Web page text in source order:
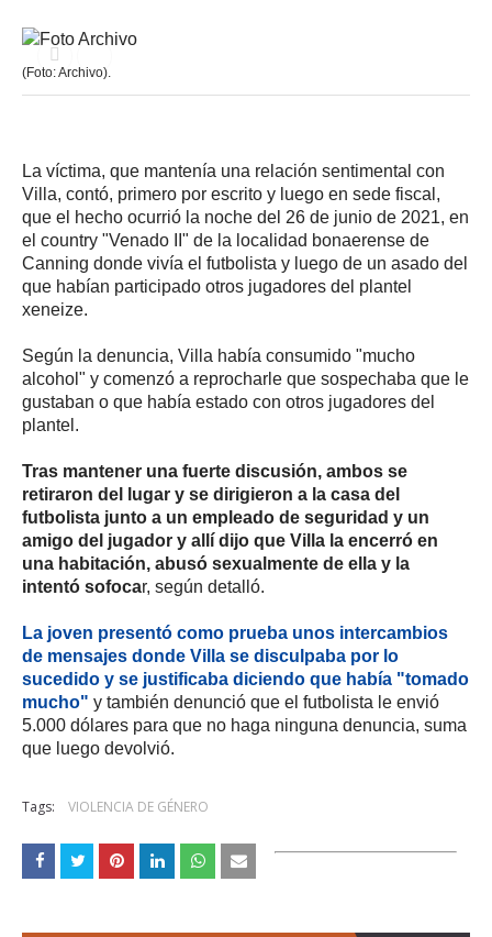
(Foto: Archivo).
La víctima, que mantenía una relación sentimental con
Villa, contó, primero por escrito y luego en sede fiscal,
que el hecho ocurrió la noche del 26 de junio de 2021, en
el country "Venado II" de la localidad bonaerense de
Canning donde vivía el futbolista y luego de un asado del
que habían participado otros jugadores del plantel
xeneize.
Según la denuncia, Villa había consumido "mucho
alcohol" y comenzó a reprocharle que sospechaba que le
gustaban o que había estado con otros jugadores del
plantel.
Tras mantener una fuerte discusión, ambos se
retiraron del lugar y se dirigieron a la casa del
futbolista junto a un empleado de seguridad y un
amigo del jugador y allí dijo que Villa la encerró en
una habitación, abusó sexualmente de ella y la
intentó sofocar, según detalló.
La joven presentó como prueba unos intercambios
de mensajes donde Villa se disculpaba por lo
sucedido y se justificaba diciendo que había "tomado
mucho" y también denunció que el futbolista le envió
5.000 dólares para que no haga ninguna denuncia, suma
que luego devolvió.
Tags: VIOLENCIA DE GÉNERO